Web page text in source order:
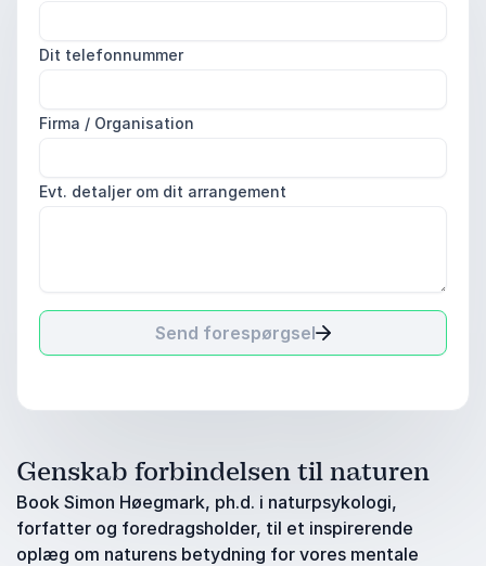
Dit telefonnummer
Firma / Organisation
Evt. detaljer om dit arrangement
Send forespørgsel
Genskab forbindelsen til naturen
Book Simon Høegmark, ph.d. i naturpsykologi,
forfatter og foredragsholder, til et inspirerende
oplæg om naturens betydning for vores mentale